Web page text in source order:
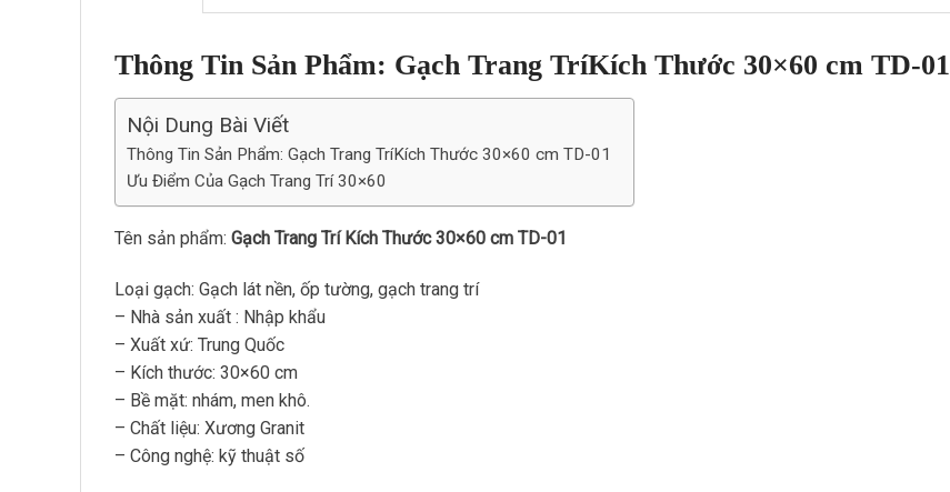
Thông Tin Sản Phẩm: Gạch Trang TríKích Thước 30×60 cm TD-01
Nội Dung Bài Viết
Thông Tin Sản Phẩm: Gạch Trang TríKích Thước 30×60 cm TD-01
Ưu Điểm Của Gạch Trang Trí 30×60
Tên sản phẩm: Gạch Trang Trí Kích Thước 30×60 cm TD-01
Loại gạch: Gạch lát nền, ốp tường, gạch trang trí
– Nhà sản xuất : Nhập khẩu
– Xuất xứ: Trung Quốc
– Kích thước: 30×60 cm
– Bề mặt: nhám, men khô.
– Chất liệu: Xương Granit
– Công nghệ: kỹ thuật số